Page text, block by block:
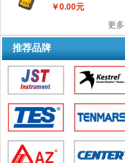
￥0.00元
更
推荐品牌